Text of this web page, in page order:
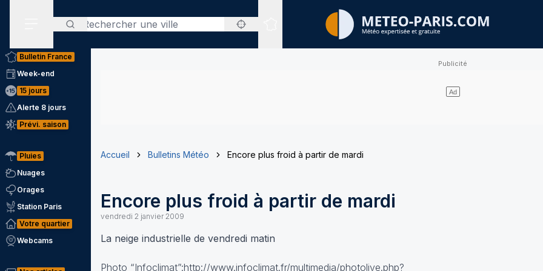
Rechercher
Sites expertisés
Bulletin France
Week-end
15 jours
Alerte 8 jours
Prévi. saison
Pluies
Nuages
Orages
Station Paris
Votre quartier
Webcams
Accueil Bulletins Météo Encore plus froid à partir de mardi
Encore plus froid à partir de mardi
vendredi 2 janvier 2009
La neige industrielle de vendredi matin
Photo “Infoclimat”:http://www.infoclimat.fr/multimedia/photolive.php?